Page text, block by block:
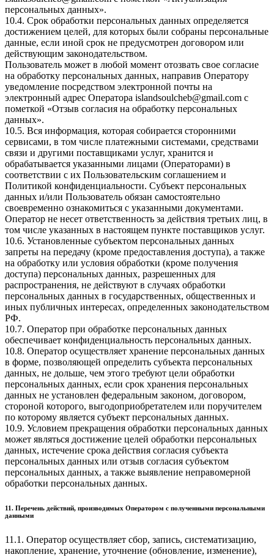
персональных данных».
10.4. Срок обработки персональных данных определяется
достижением целей, для которых были собраны персональные
данные, если иной срок не предусмотрен договором или
действующим законодательством.
Пользователь может в любой момент отозвать свое согласие
на обработку персональных данных, направив Оператору
уведомление посредством электронной почты на
электронный адрес Оператора islandsoulcheb@gmail.com с
пометкой «Отзыв согласия на обработку персональных
данных».
10.5. Вся информация, которая собирается сторонними
сервисами, в том числе платежными системами, средствами
связи и другими поставщиками услуг, хранится и
обрабатывается указанными лицами (Операторами) в
соответствии с их Пользовательским соглашением и
Политикой конфиденциальности. Субъект персональных
данных и/или Пользователь обязан самостоятельно
своевременно ознакомиться с указанными документами.
Оператор не несет ответственность за действия третьих лиц, в
том числе указанных в настоящем пункте поставщиков услуг.
10.6. Установленные субъектом персональных данных
запреты на передачу (кроме предоставления доступа), а также
на обработку или условия обработки (кроме получения
доступа) персональных данных, разрешенных для
распространения, не действуют в случаях обработки
персональных данных в государственных, общественных и
иных публичных интересах, определенных законодательством
РФ.
10.7. Оператор при обработке персональных данных
обеспечивает конфиденциальность персональных данных.
10.8. Оператор осуществляет хранение персональных данных
в форме, позволяющей определить субъекта персональных
данных, не дольше, чем этого требуют цели обработки
персональных данных, если срок хранения персональных
данных не установлен федеральным законом, договором,
стороной которого, выгодоприобретателем или поручителем
по которому является субъект персональных данных.
10.9. Условием прекращения обработки персональных данных
может являться достижение целей обработки персональных
данных, истечение срока действия согласия субъекта
персональных данных или отзыв согласия субъектом
персональных данных, а также выявление неправомерной
обработки персональных данных.
11. Перечень действий, производимых Оператором с полученными персональными
данными
11.1. Оператор осуществляет сбор, запись, систематизацию,
накопление, хранение, уточнение (обновление, изменение),